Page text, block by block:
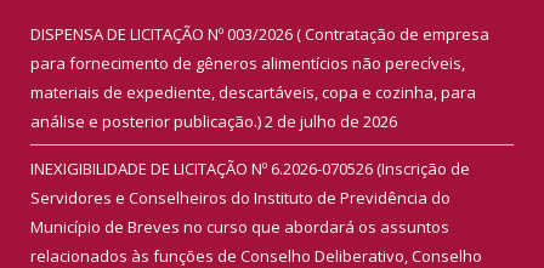
DISPENSA DE LICITAÇÃO Nº 003/2026 ( Contratação de empresa
para fornecimento de gêneros alimentícios não perecíveis,
materiais de expediente, descartáveis, copa e cozinha, para
análise e posterior publicação.)2 de julho de 2026
INEXIGIBILIDADE DE LICITAÇÃO Nº 6.2026-070526 (Inscrição de
Servidores e Conselheiros do Instituto de Previdência do
Município de Breves no curso que abordará os assuntos
relacionados às funções de Conselho Deliberativo, Conselho